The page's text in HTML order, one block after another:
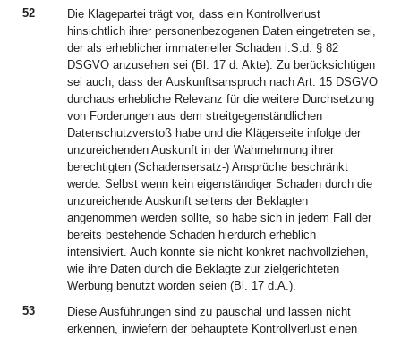
52
Die Klagepartei trägt vor, dass ein Kontrollverlust
hinsichtlich ihrer personenbezogenen Daten eingetreten sei,
der als erheblicher immaterieller Schaden i.S.d. § 82
DSGVO anzusehen sei (Bl. 17 d. Akte). Zu berücksichtigen
sei auch, dass der Auskunftsanspruch nach Art. 15 DSGVO
durchaus erhebliche Relevanz für die weitere Durchsetzung
von Forderungen aus dem streitgegenständlichen
Datenschutzverstoß habe und die Klägerseite infolge der
unzureichenden Auskunft in der Wahrnehmung ihrer
berechtigten (Schadensersatz-) Ansprüche beschränkt
werde. Selbst wenn kein eigenständiger Schaden durch die
unzureichende Auskunft seitens der Beklagten
angenommen werden sollte, so habe sich in jedem Fall der
bereits bestehende Schaden hierdurch erheblich
intensiviert. Auch konnte sie nicht konkret nachvollziehen,
wie ihre Daten durch die Beklagte zur zielgerichteten
Werbung benutzt worden seien (Bl. 17 d.A.).
53
Diese Ausführungen sind zu pauschal und lassen nicht
erkennen, inwiefern der behauptete Kontrollverlust einen